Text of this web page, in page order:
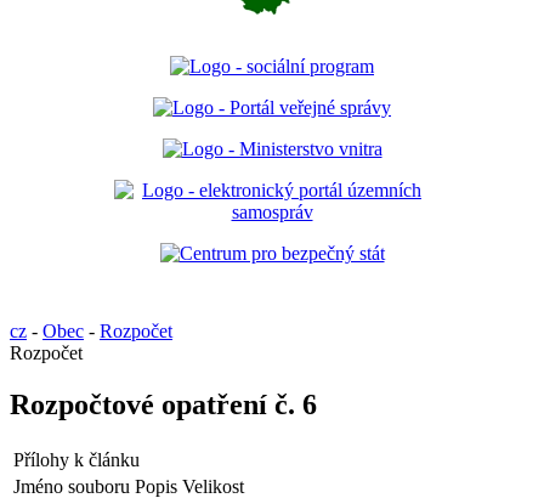
cz - Obec - Rozpočet
Rozpočet
Rozpočtové opatření č. 6
Přílohy k článku
Jméno souboru Popis Velikost